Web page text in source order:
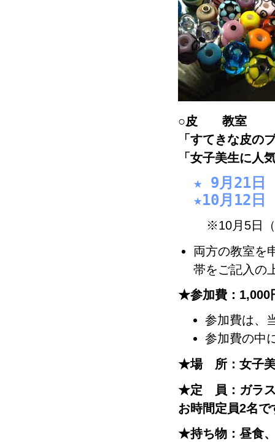
○皮 教室
「すてきな皮の
「女子美生に人
★ 9月21日
★10月12日
※10月5日（土
両方の教室を
帯をご記入の
★参加費：1,000
参加費は、
参加費の中
★場 所：女子美
★定 員：ガラス
お時間定員2名で
★持ち物：昼食